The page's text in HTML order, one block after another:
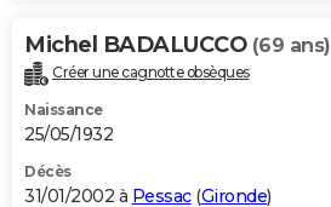
Michel BADALUCCO (69 ans)
Créer une cagnotte obsèques
Naissance
25/05/1932
Décès
31/01/2002 à Pessac(Gironde)